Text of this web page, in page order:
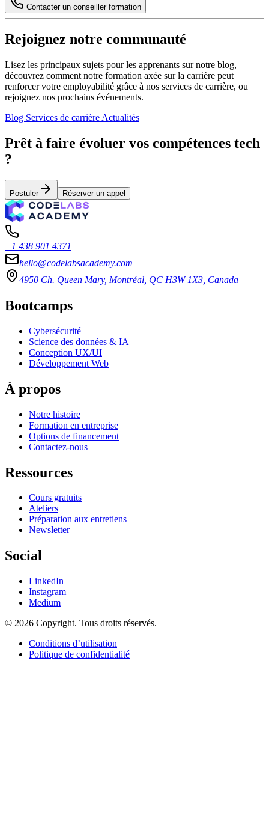
Contacter un conseiller formation
Rejoignez notre communauté
Lisez les principaux sujets pour les apprenants sur notre blog,
découvrez comment notre formation axée sur la carrière peut
renforcer votre employabilité grâce à nos services de carrière, ou
rejoignez nos prochains événements.
Blog Services de carrière Actualités
Prêt à faire évoluer vos compétences tech
?
Postuler Réserver un appel
+1 438 901 4371
hello@codelabsacademy.com
4950 Ch. Queen Mary, Montréal, QC H3W 1X3, Canada
Bootcamps
Cybersécurité
Science des données & IA
Conception UX/UI
Développement Web
À propos
Notre histoire
Formation en entreprise
Options de financement
Contactez-nous
Ressources
Cours gratuits
Ateliers
Préparation aux entretiens
Newsletter
Social
LinkedIn
Instagram
Medium
© 2026 Copyright. Tous droits réservés.
Conditions d’utilisation
Politique de confidentialité